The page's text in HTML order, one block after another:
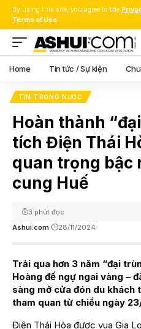
By using this site, you agree to the
Terms of Use.
Home Tin tức / Sự kiện
TIN TRONG NƯỚC
Hoàn thành
tích Điện Thái
quan trọng bậc
cung Huế
Ashui.com 28/11/2024
3 phút đọc
Trải qua hơn 3 năm “đại
Hoàng đế ngự ngai vàng –
sàng mở cửa đón du khách
tham quan từ chiều ngày 23/
Điện Thái Hòa được vua Gia